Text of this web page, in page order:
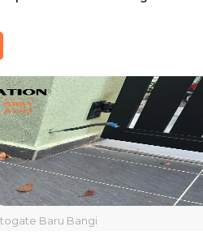
Baru Bangi